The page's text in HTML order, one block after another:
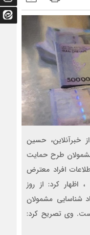
حسین
طرح حمایت
افراد معترض
در سایت hemayat.mcls.gov.ir ، اظهار کرد: از روز
شناسایی مشمولان
وی تصریح کرد: